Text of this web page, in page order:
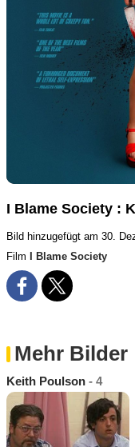
I Blame Society :
Bild hinzugefügt am 30.
Film
I Blame Society
Mehr Bilder
Keith Poulson - 4